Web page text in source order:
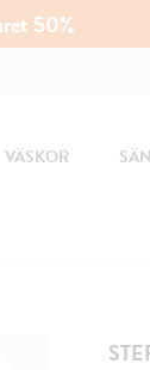
50%
VÄSKOR